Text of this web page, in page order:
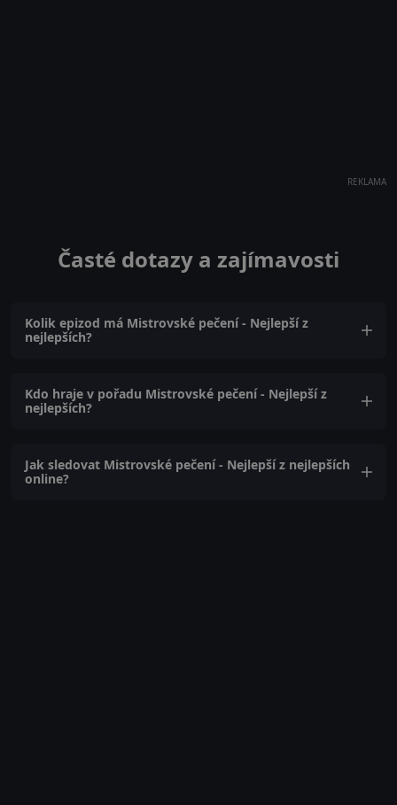
REKLAMA
Časté dotazy a zajímavosti
Kolik epizod má Mistrovské pečení - Nejlepší z
nejlepších?
Kdo hraje v pořadu Mistrovské pečení - Nejlepší z
nejlepších?
Jak sledovat Mistrovské pečení - Nejlepší z nejlepších
online?